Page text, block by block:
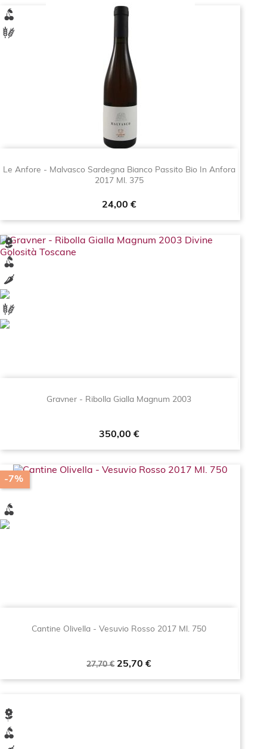
Le Anfore - Malvasco Sardegna Bianco Passito Bio In Anfora
2017 Ml. 375
Prezzo
24,00 €
Gravner - Ribolla Gialla Magnum 2003
Prezzo
350,00 €
Cantine Olivella - Vesuvio Rosso 2017 Ml. 750
Prezzo
27,70 € Prezzo
25,70 €
-7%